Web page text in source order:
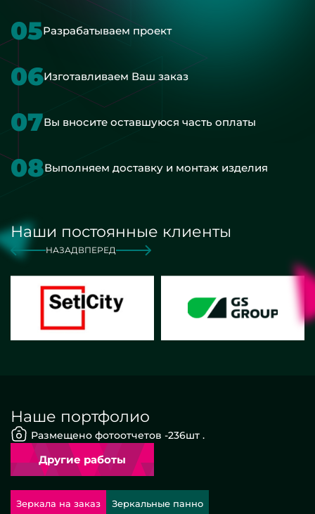
05Разрабатываем проект
06Изготавливаем Ваш заказ
07Вы вносите оставшуюся часть оплаты
08Выполняем доставку и монтаж изделия
Наши постоянные клиенты
НАЗАДВПЕРЕД
Наше портфолио
Размещено фотоотчетов -236шт .
Другие работы
Зеркала на заказ Зеркальные панно